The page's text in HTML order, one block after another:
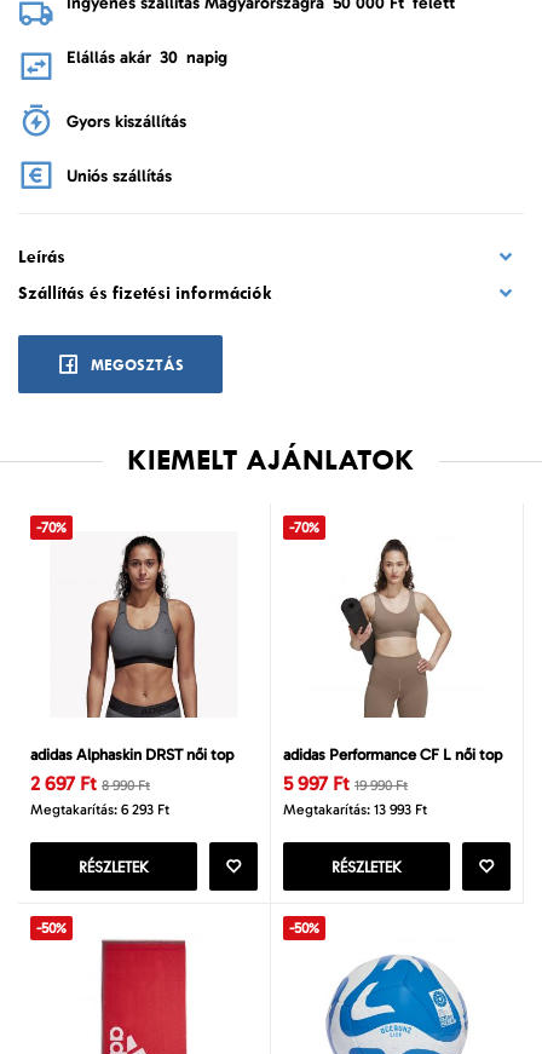
Elállás akár 30 napig
Gyors kiszállítás
Uniós szállítás
Leírás
Szállítás és fizetési információk
MEGOSZTÁS
KIEMELT AJÁNLATOK
-70%
adidas Alphaskin DRST női top
2 697 Ft 8 990 Ft
Megtakarítás: 6 293 Ft
RÉSZLETEK
-70%
adidas Performance CF L női top
5 997 Ft 19 990 Ft
Megtakarítás: 13 993 Ft
RÉSZLETEK
-50% -50%